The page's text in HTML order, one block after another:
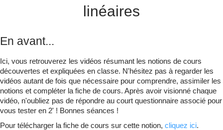
linéaires
En avant...
Ici, vous retrouverez les vidéos résumant les notions de cours
découvertes et expliquées en classe. N'hésitez pas à regarder les
vidéos autant de fois que nécessaire pour comprendre, assimiler les
notions et compléter la fiche de cours. Après avoir visionné chaque
vidéo, n'oubliez pas de répondre au court questionnaire associé pour
vous tester en 2' ! Bonnes séances !
Pour télécharger la fiche de cours sur cette notion, cliquez ici.